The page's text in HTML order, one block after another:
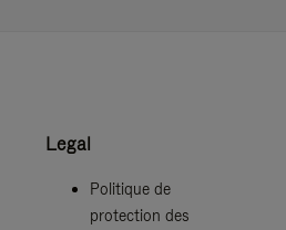
Legal
Politique de
protection des